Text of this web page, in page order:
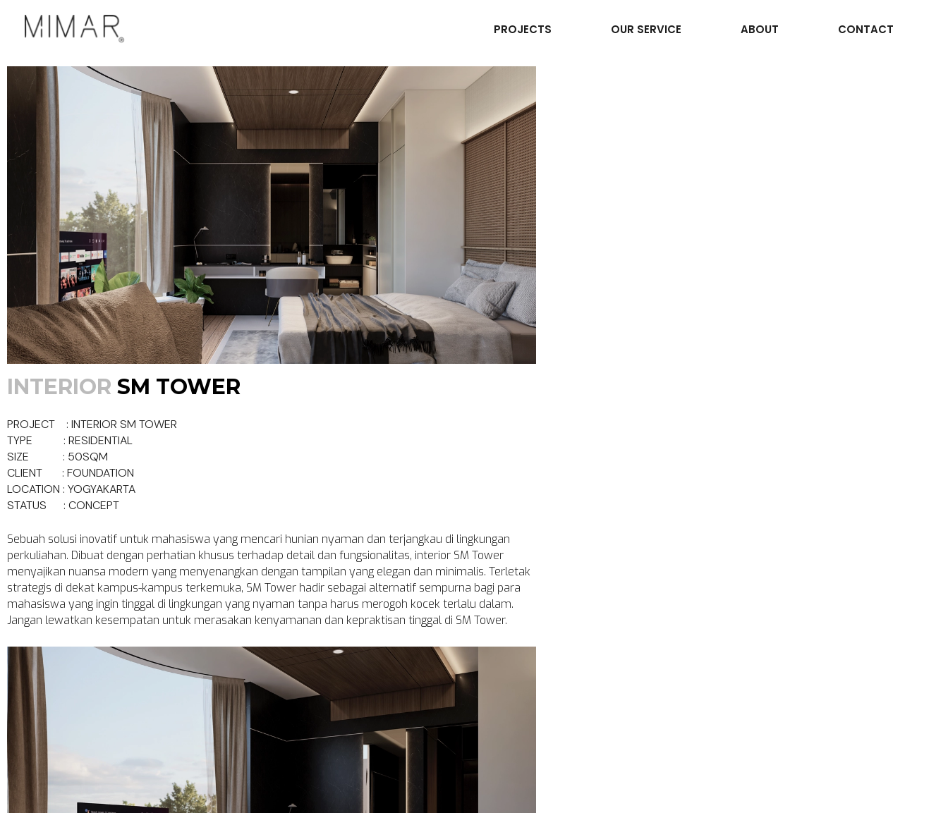
PROJECTS OUR SERVICE ABOUT CONTACT
INTERIOR SM TOWER
PROJECT : INTERIOR SM TOWER
TYPE : RESIDENTIAL
SIZE : 50SQM
CLIENT : FOUNDATION
LOCATION : YOGYAKARTA
STATUS : CONCEPT
Sebuah solusi inovatif untuk mahasiswa yang mencari hunian nyaman dan terjangkau di lingkungan
perkuliahan. Dibuat dengan perhatian khusus terhadap detail dan fungsionalitas, interior SM Tower
menyajikan nuansa modern yang menyenangkan dengan tampilan yang elegan dan minimalis. Terletak
strategis di dekat kampus-kampus terkemuka, SM Tower hadir sebagai alternatif sempurna bagi para
mahasiswa yang ingin tinggal di lingkungan yang nyaman tanpa harus merogoh kocek terlalu dalam.
Jangan lewatkan kesempatan untuk merasakan kenyamanan dan kepraktisan tinggal di SM Tower.